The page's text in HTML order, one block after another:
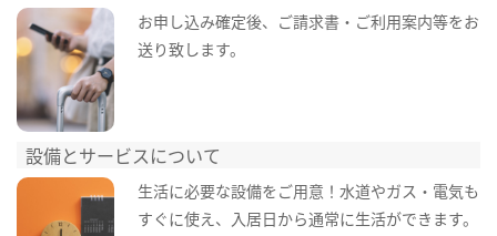
お申し込み確定後、ご請求書・ご利用案内等をお
送り致します。
設備とサービスについて
生活に必要な設備をご用意！水道やガス・電気も
すぐに使え、入居日から通常に生活ができます。